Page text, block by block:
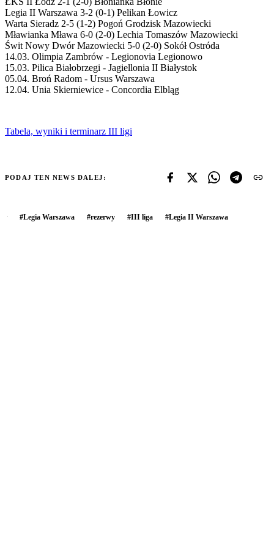
Legia II Warszawa 3-2 (0-1) Pelikan Łowicz
Warta Sieradz 2-5 (1-2) Pogoń Grodzisk Mazowiecki
Mławianka Mława 6-0 (2-0) Lechia Tomaszów Mazowiecki
Świt Nowy Dwór Mazowiecki 5-0 (2-0) Sokół Ostróda
14.03. Olimpia Zambrów - Legionovia Legionowo
15.03. Pilica Białobrzegi - Jagiellonia II Białystok
05.04. Broń Radom - Ursus Warszawa
12.04. Unia Skierniewice - Concordia Elbląg
Tabela, wyniki i terminarz III ligi
PODAJ TEN NEWS DALEJ:
#Legia Warszawa #rezerwy #III liga #Legia II Warszawa